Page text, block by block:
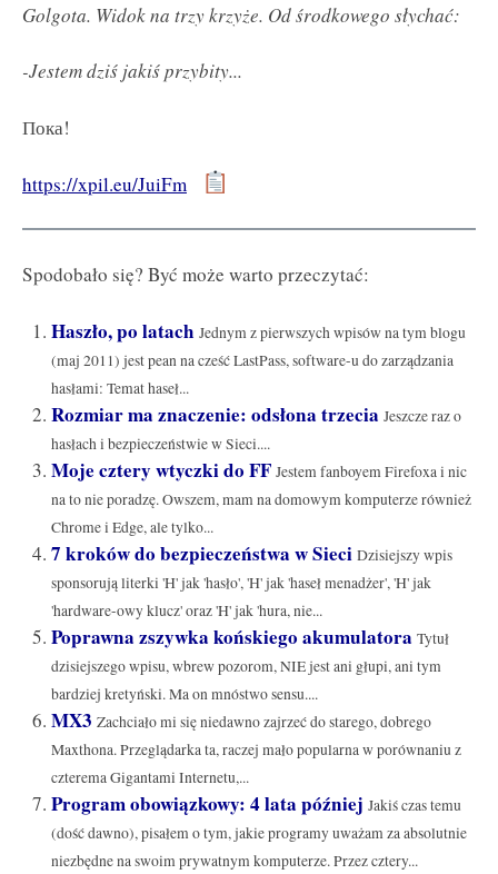
Golgota. Widok na trzy krzyże. Od środkowego słychać:
-Jestem dziś jakiś przybity...
Пока!
https://xpil.eu/JuiFm
Spodobało się? Być może warto przeczytać:
Haszło, po latach Jednym z pierwszych wpisów na tym blogu
(maj 2011) jest pean na cześć LastPass, software-u do zarządzania
hasłami: Temat haseł...
Rozmiar ma znaczenie: odsłona trzecia Jeszcze raz o
hasłach i bezpieczeństwie w Sieci....
Moje cztery wtyczki do FF Jestem fanboyem Firefoxa i nic
na to nie poradzę. Owszem, mam na domowym komputerze również
Chrome i Edge, ale tylko...
7 kroków do bezpieczeństwa w Sieci Dzisiejszy wpis
sponsorują literki 'H' jak 'hasło', 'H' jak 'haseł menadżer', 'H' jak
'hardware-owy klucz' oraz 'H' jak 'hura, nie...
Poprawna zszywka końskiego akumulatora Tytuł
dzisiejszego wpisu, wbrew pozorom, NIE jest ani głupi, ani tym
bardziej kretyński. Ma on mnóstwo sensu....
MX3 Zachciało mi się niedawno zajrzeć do starego, dobrego
Maxthona. Przeglądarka ta, raczej mało popularna w porównaniu z
czterema Gigantami Internetu,...
Program obowiązkowy: 4 lata później Jakiś czas temu
(dość dawno), pisałem o tym, jakie programy uważam za absolutnie
niezbędne na swoim prywatnym komputerze. Przez cztery...